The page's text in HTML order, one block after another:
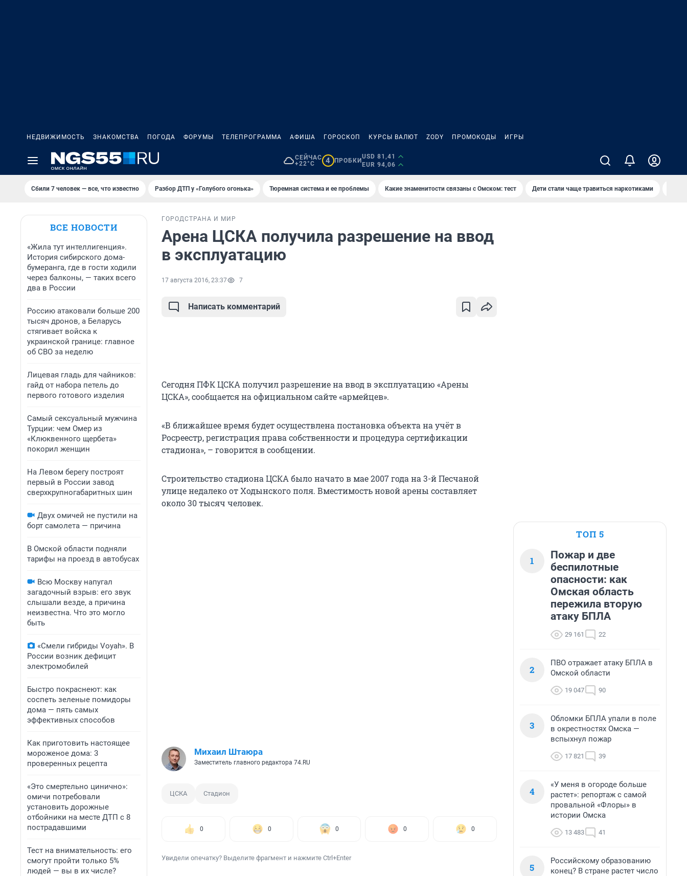
НЕДВИЖИМОСТЬ ЗНАКОМСТВА ПОГОДА ФОРУМЫ ТЕЛЕПРОГРАММА АФИША ГОРОСКОП КУРСЫ ВАЛЮТ ZODY ПРОМОКОДЫ ИГРЫ
СЕЙЧАС
+22°C
4 ПРОБКИ
USD 81,41
EUR 94,06
Сбили 7 человек — все, что известно Разбор ДТП у «Голубого огонька» Тюремная система и ее проблемы Какие знаменитости связаны с Омском: тест Дети стали чаще травиться наркотиками
ВСЕ НОВОСТИ
«Жила тут интеллигенция».
История сибирского дома-
бумеранга, где в гости ходили
через балконы, — таких всего
два в России
Россию атаковали больше 200
тысяч дронов, а Беларусь
стягивает войска к
украинской границе: главное
об СВО за неделю
Лицевая гладь для чайников:
гайд от набора петель до
первого готового изделия
Самый сексуальный мужчина
Турции: чем Омер из
«Клюквенного щербета»
покорил женщин
На Левом берегу построят
первый в России завод
сверхкрупногабаритных шин
Двух омичей не пустили на
борт самолета — причина
В Омской области подняли
тарифы на проезд в автобусах
Всю Москву напугал
загадочный взрыв: его звук
слышали везде, а причина
неизвестна. Что это могло
быть
«Смели гибриды Voyah». В
России возник дефицит
электромобилей
Быстро покраснеют: как
соспеть зеленые помидоры
дома — пять самых
эффективных способов
Как приготовить настоящее
мороженое дома: 3
проверенных рецепта
«Это смертельно цинично»:
омичи потребовали
установить дорожные
отбойники на месте ДТП с 8
пострадавшими
Тест на внимательность: его
смогут пройти только 5%
людей — вы в их числе?
ГОРОДСТРАНА И МИР
Арена ЦСКА получила разрешение на ввод
в эксплуатацию
17 августа 2016, 23:37 7
Написать комментарий
Сегодня ПФК ЦСКА получил разрешение на ввод в эксплуатацию «Арены
ЦСКА», сообщается на официальном сайте «армейцев».
«В ближайшее время будет осуществлена постановка объекта на учёт в
Росреестр, регистрация права собственности и процедура сертификации
стадиона», – говорится в сообщении.
Строительство стадиона ЦСКА было начато в мае 2007 года на 3-й Песчаной
улице недалеко от Ходынского поля. Вместимость новой арены составляет
около 30 тысяч человек.
Михаил Штаюра
Заместитель главного редактора 74.RU
ЦСКА Стадион
0 0 0 0 0
Увидели опечатку? Выделите фрагмент и нажмите Ctrl+Enter
ТОП 5
1
Пожар и две
беспилотные
опасности: как
Омская область
пережила вторую
атаку БПЛА
29 161 22
2
ПВО отражает атаку БПЛА в
Омской области
19 047 90
3
Обломки БПЛА упали в поле
в окрестностях Омска —
вспыхнул пожар
17 821 39
4
«У меня в огороде больше
растет»: репортаж с самой
провальной «Флоры» в
истории Омска
13 483 41
5
Российскому образованию
конец? В стране растет число